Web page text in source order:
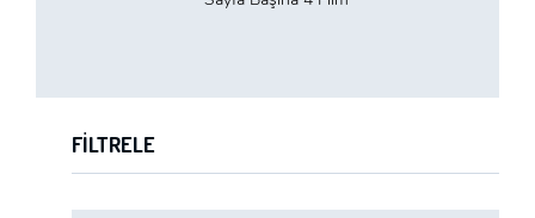
FILTRELE